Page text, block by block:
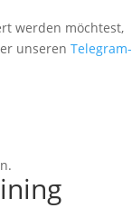
werden möchtest,
unseren Telegram-